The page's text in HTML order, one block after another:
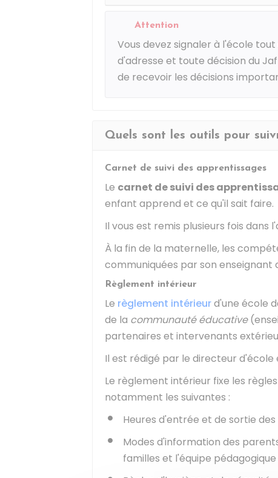
Attention
Vous devez signaler à l'école
d'adresse et toute décision du
de recevoir les décisions
Quels sont les outils pour
Carnet de suivi des apprentissages
Le carnet de suivi des
enfant apprend et ce qu'il sait faire.
Il vous est remis plusieurs fois dans
À la fin de la maternelle, les
communiquées par son enseignant
Règlement intérieur
Le règlement intérieurd'une école
de la communauté éducative
partenaires et intervenants
Il est rédigé par le directeur d'école
Le règlement intérieur fixe les
notamment les suivantes :
Heures d'entrée et de sortie des
Modes d'information des
familles et l'équipe pédagogique